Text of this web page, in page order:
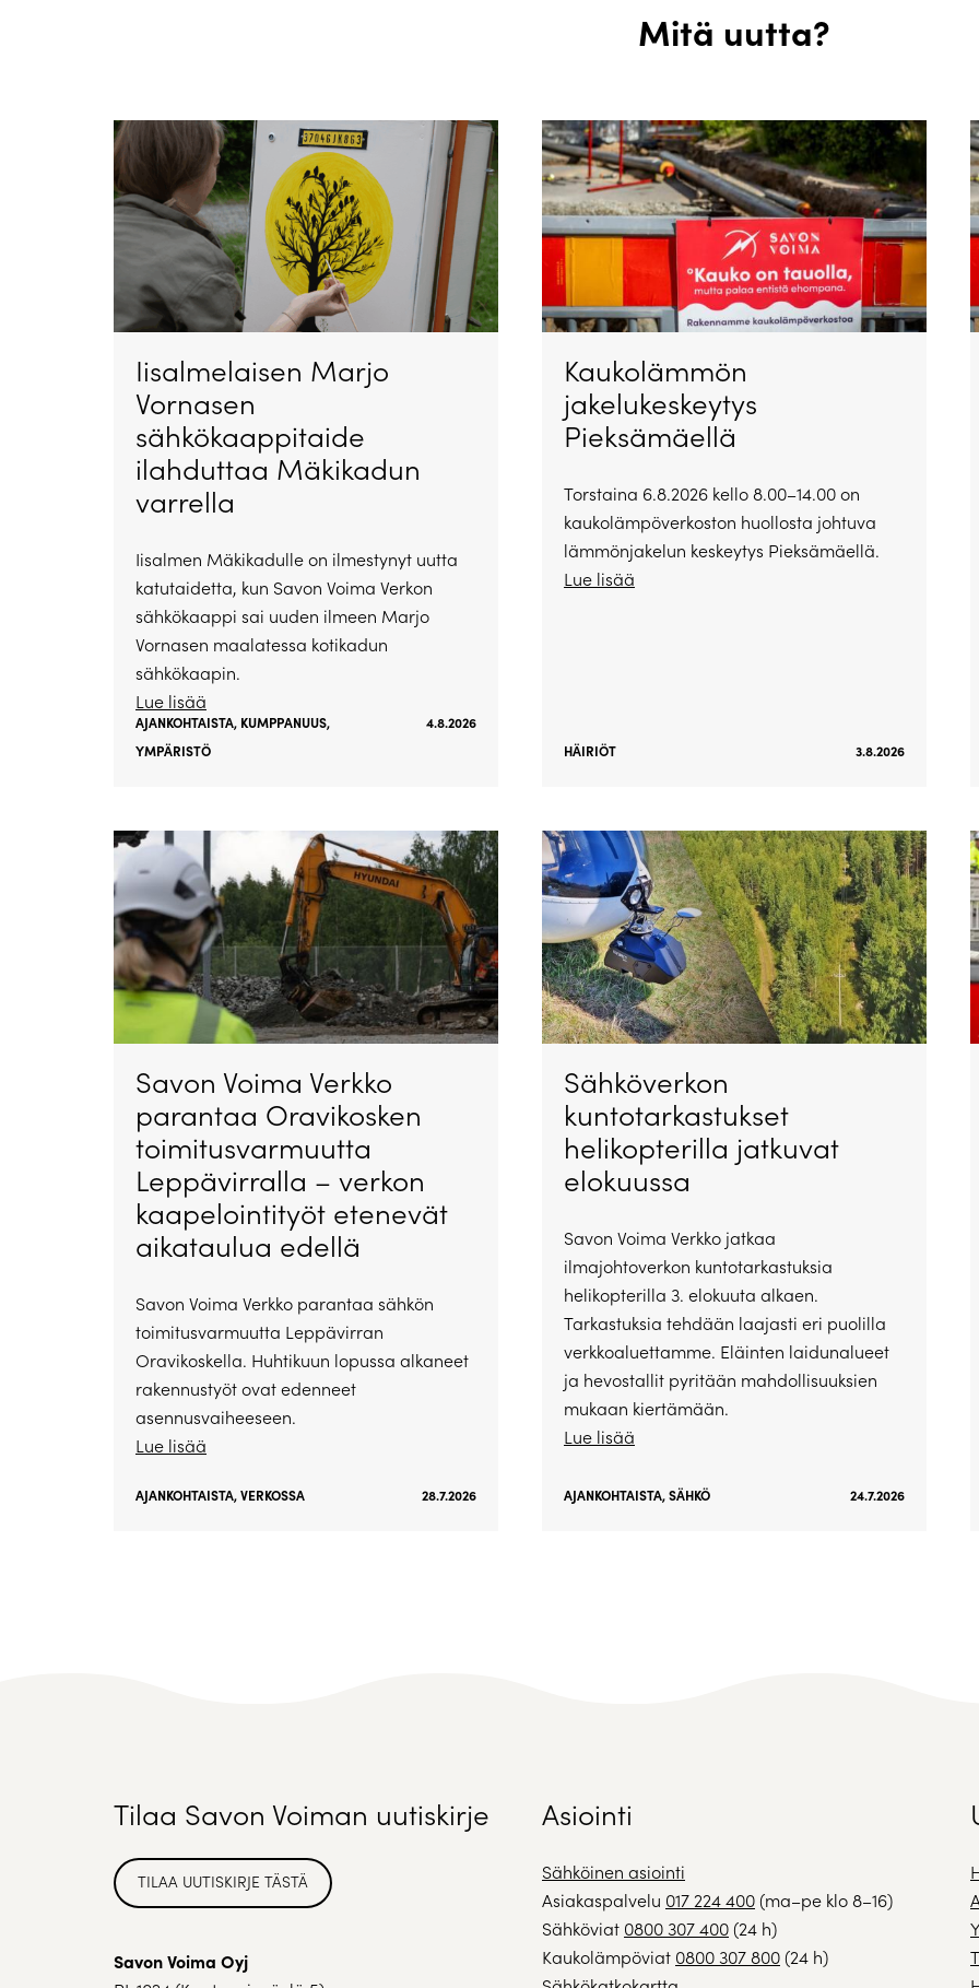
Mitä uutta?
Iisalmelaisen Marjo
Vornasen
sähkökaappitaide
ilahduttaa Mäkikadun
varrella
Iisalmen Mäkikadulle on ilmestynyt uutta
katutaidetta, kun Savon Voima Verkon
sähkökaappi sai uuden ilmeen Marjo
Vornasen maalatessa kotikadun
sähkökaapin.
Lue lisää
AJANKOHTAISTA, KUMPPANUUS,
YMPÄRISTÖ
4.8.2026
Kaukolämmön
jakelukeskeytys
Pieksämäellä
Torstaina 6.8.2026 kello 8.00–14.00 on
kaukolämpöverkoston huollosta johtuva
lämmönjakelun keskeytys Pieksämäellä.
Lue lisää
HÄIRIÖT 3.8.2026
Savon Voima Verkko
parantaa Oravikosken
toimitusvarmuutta
Leppävirralla – verkon
kaapelointityöt etenevät
aikataulua edellä
Savon Voima Verkko parantaa sähkön
toimitusvarmuutta Leppävirran
Oravikoskella. Huhtikuun lopussa alkaneet
rakennustyöt ovat edenneet
asennusvaiheeseen.
Lue lisää
AJANKOHTAISTA,VERKOSSA 28.7.2026
Sähköverkon
kuntotarkastukset
helikopterilla jatkuvat
elokuussa
Savon Voima Verkko jatkaa
ilmajohtoverkon kuntotarkastuksia
helikopterilla 3. elokuuta alkaen.
Tarkastuksia tehdään laajasti eri puolilla
verkkoaluettamme. Eläinten laidunalueet
ja hevostallit pyritään mahdollisuuksien
mukaan kiertämään.
Lue lisää
AJANKOHTAISTA,SÄHKÖ 24.7.2026
Tilaa Savon Voiman uutiskirje
TILAA UUTISKIRJE TÄSTÄ
Savon Voima Oyj
Asiointi
Sähköinen asiointi
Asiakaspalvelu 017 224 400(ma–pe klo 8–16)
Sähköviat 0800 307 400(24 h)
Kaukolämpöviat 0800 307 800(24 h)